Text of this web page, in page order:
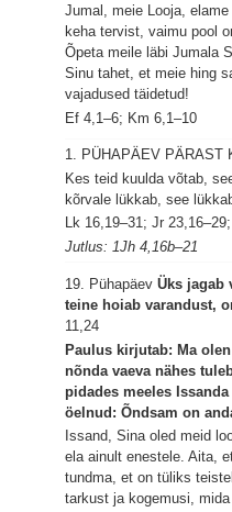
Jumal, meie Looja,
keha tervist, vaimu pool
Õpeta meile läbi Jumala
Sinu tahet, et meie hing
vajadused täidetud!
Ef 4,1–6; Km 6,1–10
1. PÜHAPÄEV PÄRAST
Kes teid kuulda võtab,
kõrvale lükkab, see
Lk 16,19–31; Jr
Jutlus: 1Jh 4,16b–21
19. PühapäevÜks jagab
teine hoiab varandust,
11,24
Paulus kirjutab: Ma
nõnda vaeva nähes
pidades meeles
öelnud: Õndsam on
Issand, Sina oled meid
ela ainult enestele. Aita,
tundma, et on tüliks
tarkust ja kogemusi,